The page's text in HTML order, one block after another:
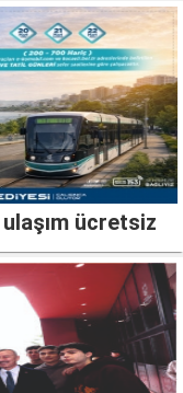
ücretsiz